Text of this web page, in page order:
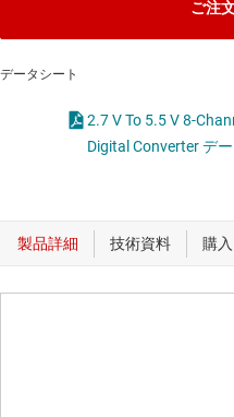
ご注
データシート
2.7 V To 5.5 V 8-
Digital Converter デ